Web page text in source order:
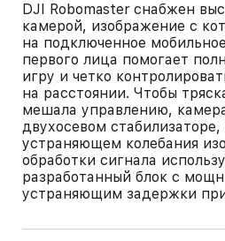
DJI Robomaster снабжен
камерой, изображение с
на подключенное
первого лица помогает
игру и четко
на расстоянии. Чтобы
мешала управлению,
двухосевом
устраняющем колебания
обработки сигнала
разработанный блок с
устраняющим задержки